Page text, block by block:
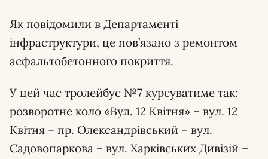
Як повідомили в Департаменті
інфраструктури, це пов’язано з ремонтом
асфальтобетонного покриття.
У цей час тролейбус №7 курсуватиме так:
розворотне коло «Вул. 12 Квітня» – вул. 12
Квітня – пр. Олександрівський – вул.
Садовопаркова – вул. Харківських Дивізій –